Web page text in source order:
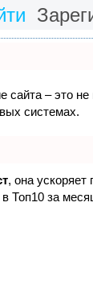
сайта – это
системах.
, она
Топ10 за